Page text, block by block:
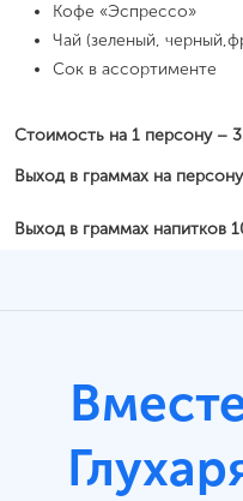
Кофе «Эспрессо»
Чай (зеленый,
Сок в ассортименте
Стоимость на 1 персону –
Выход в граммах на
Выход в граммах напитков